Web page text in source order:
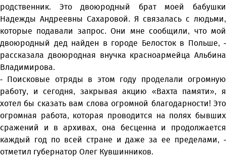
родственник. Это двоюродный брат моей бабушки
Надежды Андреевны Сахаровой. Я связалась с людьми,
которые подавали запрос. Они мне сообщили, что мой
двоюродный дед найден в городе Белосток в Польше, -
рассказала двоюродная внучка красноармейца Альбина
Владимирова.
- Поисковые отряды в этом году проделали огромную
работу, и сегодня, закрывая акцию «Вахта памяти», я
хотел бы сказать вам слова огромной благодарности! Это
огромная работа, которая проводится на полях бывших
сражений и в архивах, она бесценна и продолжается
каждый год по всей стране и даже за ее пределами, -
отметил губернатор Олег Кувшинников.